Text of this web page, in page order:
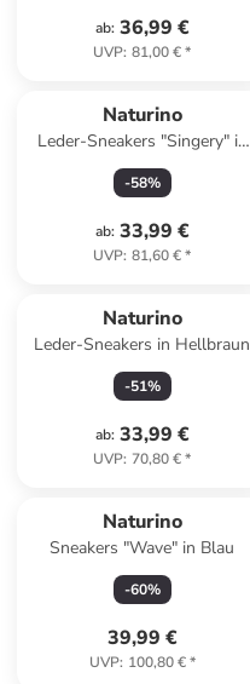
ab: 36,99 €
UVP: 81,00 €*
Naturino
Leder-Sneakers "Singery" in
Silber
-58%
ab: 33,99 €
UVP: 81,60 €*
Naturino
Leder-Sneakers in Hellbraun
-51%
ab: 33,99 €
UVP: 70,80 €*
Naturino
Sneakers "Wave" in Blau
-60%
39,99 €
UVP: 100,80 €*